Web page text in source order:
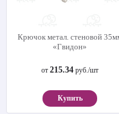
Крючок метал. стеновой
«Гвидон»
от215.34 руб./шт
Купить